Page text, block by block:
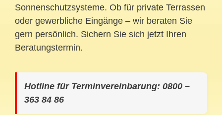
Sonnenschutzsysteme. Ob für private Terrassen
oder gewerbliche Eingänge – wir beraten Sie
gern persönlich. Sichern Sie sich jetzt Ihren
Beratungstermin.
Hotline für Terminvereinbarung: 0800 –
363 84 86